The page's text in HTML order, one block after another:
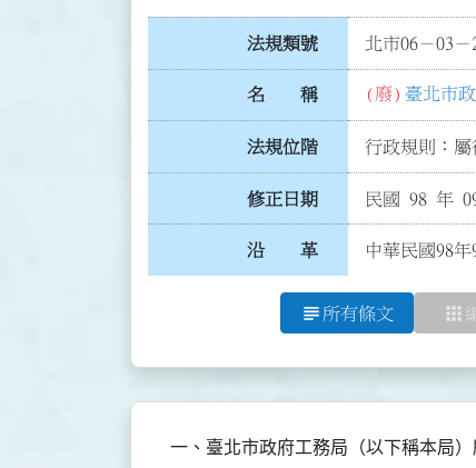
法規類號 北市06－03－
名 稱 (廢) 臺北市
法規位階 行政規則：屬
修正日期 民國 98 年
沿 革 中華民國98
subject 所有條文 apps
一、臺北市政府工務局（以下稱本局